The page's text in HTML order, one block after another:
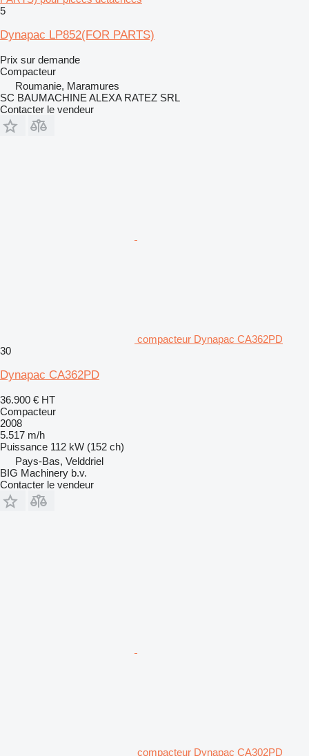
5
Dynapac LP852(FOR PARTS)
Prix sur demande
Compacteur
Roumanie, Maramures
SC BAUMACHINE ALEXA RATEZ SRL
Contacter le vendeur
compacteur Dynapac CA362PD
30
Dynapac CA362PD
36.900 € HT
Compacteur
2008
5.517 m/h
Puissance 112 kW (152 ch)
Pays-Bas, Velddriel
BIG Machinery b.v.
Contacter le vendeur
compacteur Dynapac CA302PD